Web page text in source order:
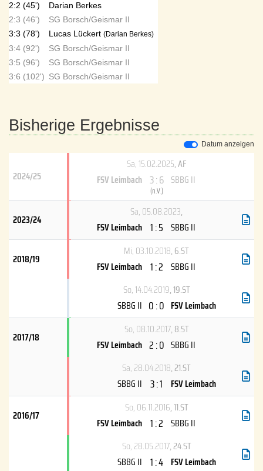
2:2 (45')
Darian Berkes
2:3 (46')
SG Borsch/Geismar II
3:3 (78')
Lucas Lückert (Darian Berkes)
3:4 (92')
SG Borsch/Geismar II
3:5 (96')
SG Borsch/Geismar II
3:6 (102') SG Borsch/Geismar II
Bisherige Ergebnisse
Datum anzeigen
2024/25
Sa, 15.02.2025, AF
FSV Leimbach 3 : 6
(n.V.)
SBBG II
2023/24
Sa, 05.08.2023,
FSV Leimbach 1 : 5 SBBG II
2018/19
Mi, 03.10.2018, 6.ST
FSV Leimbach 1 : 2 SBBG II
So, 14.04.2019, 19.ST
SBBG II 0 : 0 FSV Leimbach
2017/18
So, 08.10.2017, 8.ST
FSV Leimbach 2 : 0 SBBG II
Sa, 28.04.2018, 21.ST
SBBG II 3 : 1 FSV Leimbach
2016/17
So, 06.11.2016, 11.ST
FSV Leimbach 1 : 2 SBBG II
So, 28.05.2017, 24.ST
SBBG II 1 : 4 FSV Leimbach